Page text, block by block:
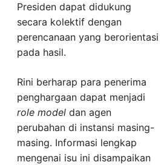
Presiden dapat didukung
secara kolektif dengan
perencanaan yang berorientasi
pada hasil.
Rini berharap para penerima
penghargaan dapat menjadi
role model dan agen
perubahan di instansi masing-
masing. Informasi lengkap
mengenai isu ini disampaikan